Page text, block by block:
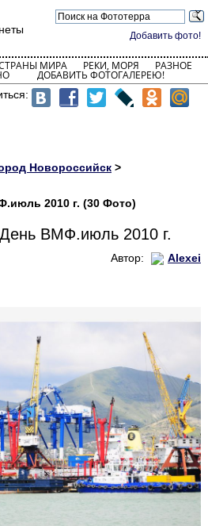
Добавить фото!
МИРА РЕКИ, МОРЯ РАЗНОЕ
ДОБАВИТЬ ФОТОГАЛЕРЕЮ!
Новороссийск >
2010 г. (30 Фото)
ВМФ.июль 2010 г.
Автор: Alexei